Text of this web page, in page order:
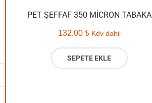
PET ŞEFFAF 350 MICRON TABAKA
132,00 ₺ Kdv dahil
SEPETE EKLE